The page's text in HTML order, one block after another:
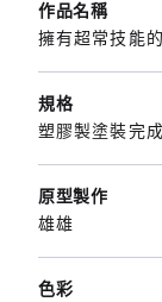
作品名稱
擁有超常技能
規格
塑膠製塗裝完成
原型製作
雄雄
色彩